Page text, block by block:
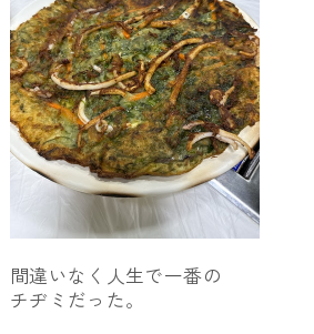
間違いなく人生で一番の
チヂミだった。